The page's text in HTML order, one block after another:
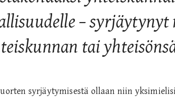
– syrjäytynyt
tai
syrjäytymisestä ollaan niin